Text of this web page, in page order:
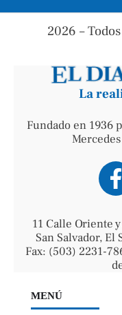
2026 –
La
Fundado en 1936
11 Calle Oriente
San Salvador, El
Fax: (503) 2231-
MENÚ